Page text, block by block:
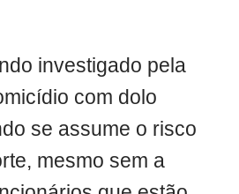
investigado pela
com dolo
se assume o risco
mesmo sem a